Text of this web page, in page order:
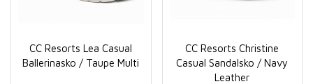
CC Resorts Lea Casual
Ballerinasko / Taupe Multi
CC Resorts Christine
Casual Sandalsko / Navy
Leather